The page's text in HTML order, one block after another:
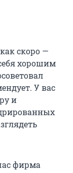
скоро —
хорошим
У вас
и
фирма